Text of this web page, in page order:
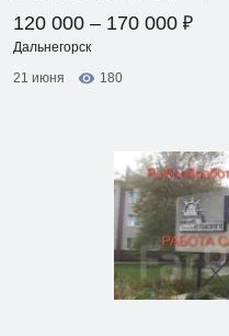
120 000 – 170 000 ₽
Дальнегорск
21 июня
180